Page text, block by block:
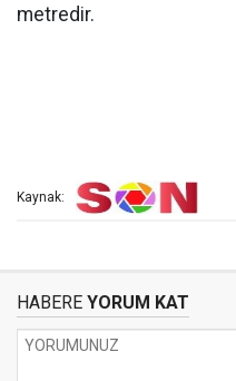
metredir.
Kaynak:
HABERE YORUM KAT